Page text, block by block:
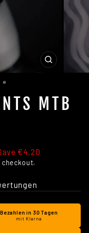
CLOSE
MTB
€4,20
checkout.
Bezahlen in 30 Tagen
mit Klarna